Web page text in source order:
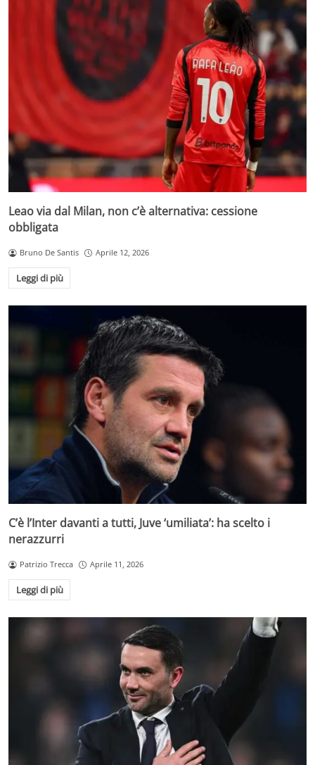
Leao via dal Milan, non c’è alternativa: cessione
obbligata
Bruno De Santis Aprile 12, 2026
Leggi di più
C’è l’Inter davanti a tutti, Juve ‘umiliata’: ha scelto i
nerazzurri
Patrizio Trecca Aprile 11, 2026
Leggi di più